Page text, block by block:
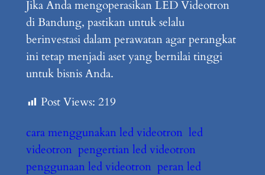
Jika Anda mengoperasikan LED Videotron
di Bandung, pastikan untuk selalu
berinvestasi dalam perawatan agar perangkat
ini tetap menjadi aset yang bernilai tinggi
untuk bisnis Anda.
Post Views: 219
cara menggunakan led videotron led
videotron pengertian led videotron
penggunaan led videotron peran led